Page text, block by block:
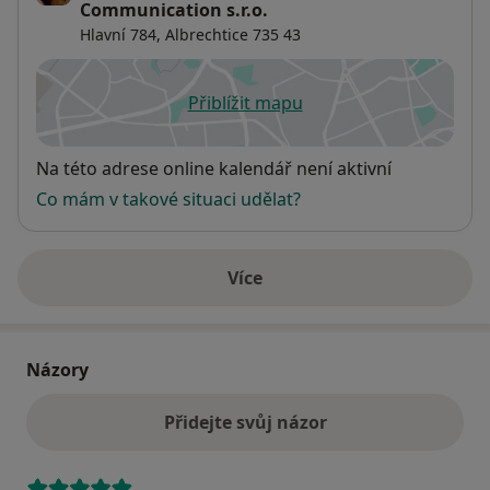
Motto: Skutečný poklad nacházíme na dně svojí duše.
Communication s.r.o.
Hlavní 784, Albrechtice 735 43
Přiblížit mapuse otevře v nové záložce
Dostupnost
Na této adrese online kalendář není aktivní
Co mám v takové situaci udělat?
Víceo adrese
Názory
Přidejte svůj názor